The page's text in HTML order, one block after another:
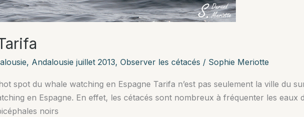
, Andalousie juillet 2013, Observer les cétacés / Sophie Meriotte
spot du whale watching en Espagne Tarifa n’est pas seulement la ville du
en Espagne. En effet, les cétacés sont nombreux à fréquenter les eaux
noirs